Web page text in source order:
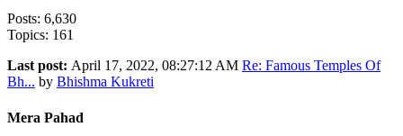
Posts: 6,630
Topics: 161
Last post: April 17, 2022, 08:27:12 AM Re: Famous Temples Of
Bh... by Bhishma Kukreti
Mera Pahad